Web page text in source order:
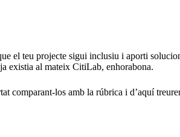
el teu projecte sigui inclusiu i aporti
existia al mateix CitiLab, enhorabona.
comparant-los amb la rúbrica i d’aquí